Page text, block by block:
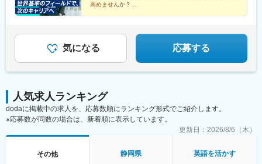
高めませんか？
◎グローバル基準の環境
◎トレーニング制度充実
気になる 応募する
人気求人ランキング
dodaに掲載中の求人を、応募数順にランキング形式でご紹介します。
※応募数が同数の場合は、新着順に表示しています。
更新日： 2026/8/6（木）
その他 静岡県 英語を活かす